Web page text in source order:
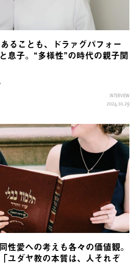
ることも、ドラァグパフォー
息子。“多様性”の時代の親子関
INTERVIEW
2024.10.29
性愛への考えも各々の価値観。
ユダヤ教の本質は、人それぞ